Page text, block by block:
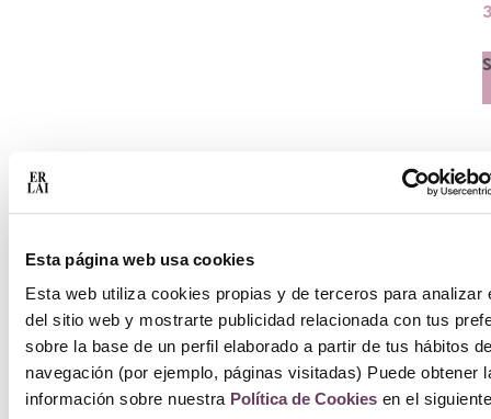
Esta página web usa cookies
Esta web utiliza cookies propias y de terceros para analizar
del sitio web y mostrarte publicidad relacionada con tus
sobre la base de un perfil elaborado a partir de tus hábitos
navegación (por ejemplo, páginas visitadas) Puede obtener
información sobre nuestra Política de Cookies en el